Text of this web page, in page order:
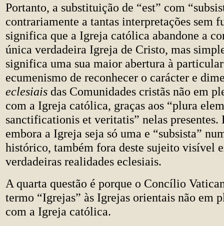
Portanto, a substituição de “est” com
contrariamente a tantas interpretações sem
significa que a Igreja católica abandone a
única verdadeira Igreja de Cristo, mas
significa uma sua maior abertura à
ecumenismo de reconhecer o carácter e
eclesiais das Comunidades cristãs não em
com a Igreja católica, graças aos “plura
sanctificationis et veritatis” nelas presentes.
embora a Igreja seja só uma e “subsista”
histórico, também fora deste sujeito visível
verdadeiras realidades eclesiais.
A quarta questão é porque o Concílio
termo “Igrejas” às Igrejas orientais não em
com a Igreja católica.